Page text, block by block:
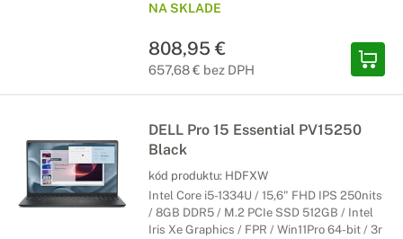
NA SKLADE
808,95 €
657,68 € bez DPH
DELL Pro 15 Essential PV15250
Black
kód produktu: HDFXW
Intel Core i5-1334U / 15,6" FHD IPS 250nits
/ 8GB DDR5 / M.2 PCIe SSD 512GB / Intel
Iris Xe Graphics / FPR / Win11Pro 64-bit / 3r